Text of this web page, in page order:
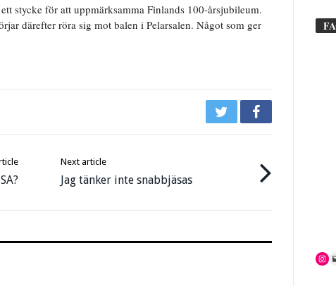
stycke för att uppmärksamma Finlands 100-årsjubileum.
därefter röra sig mot balen i Pelarsalen. Något som ger
Next article
Jag tänker inte snabbjäsas